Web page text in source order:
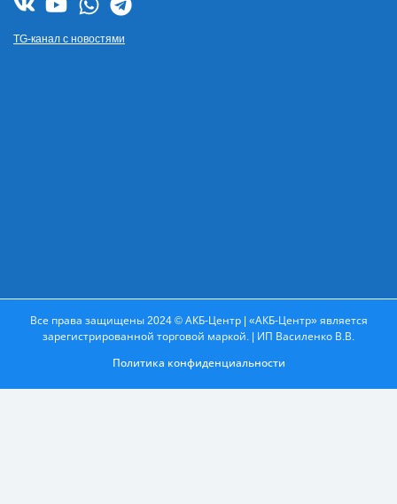
TG-канал с новостями
Все права защищены 2024 © АКБ-Центр | «АКБ-Центр» является
зарегистрированной торговой маркой. | ИП Василенко В.В.
Политика конфиденциальности